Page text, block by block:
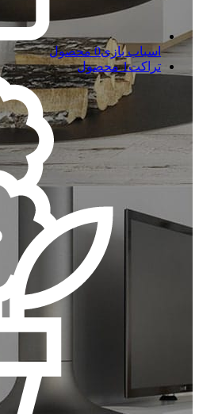
اسباب بازی0 محصول
تراکت1 محصول